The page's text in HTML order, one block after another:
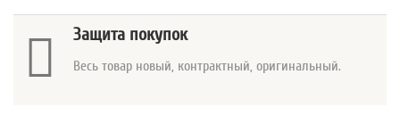
Защита покупок
Весь товар новый, контрактный, оригинальный.